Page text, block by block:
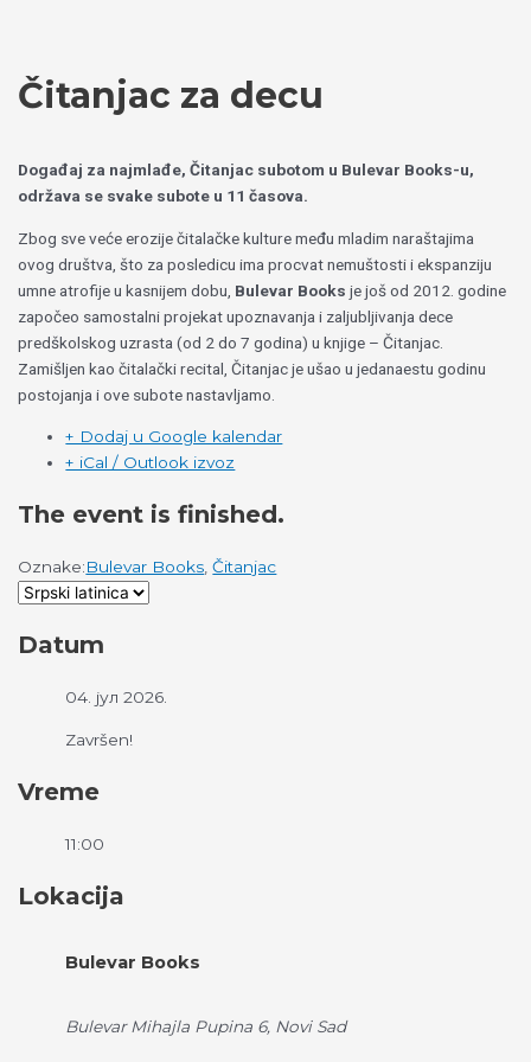
Čitanjac za decu
Događaj za najmlađe, Čitanjac subotom u Bulevar Books-u,
održava se svake subote u 11 časova.
Zbog sve veće erozije čitalačke kulture među mladim naraštajima
ovog društva, što za posledicu ima procvat nemuštosti i ekspanziju
umne atrofije u kasnijem dobu, Bulevar Books je još od 2012. godine
započeo samostalni projekat upoznavanja i zaljubljivanja dece
predškolskog uzrasta (od 2 do 7 godina) u knjige – Čitanjac.
Zamišljen kao čitalački recital, Čitanjac je ušao u jedanaestu godinu
postojanja i ove subote nastavljamo.
+ Dodaj u Google kalendar
+ iCal / Outlook izvoz
The event is finished.
Oznake:Bulevar Books,Čitanjac
Datum
04. јул 2026.
Završen!
Vreme
11:00
Lokacija
Bulevar Books
Bulevar Mihajla Pupina 6, Novi Sad